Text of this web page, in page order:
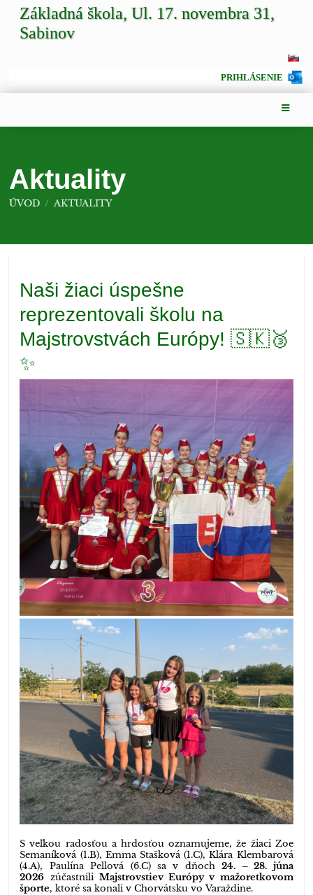
Základná škola, Ul. 17. novembra 31,
Sabinov
PRIHLÁSENIE
Aktuality
ÚVOD / AKTUALITY
Naši žiaci úspešne
reprezentovali školu na
Majstrovstvách Európy! 🇸🇰🥉
✨
S veľkou radosťou a hrdosťou oznamujeme, že žiaci Zoe
Semaníková (1.B), Emma Stašková (1.C), Klára Klembarová
(4.A), Paulína Pellová (6.C) sa v dňoch 24. – 28. júna
2026 zúčastnili Majstrovstiev Európy v mažoretkovom
športe, ktoré sa konali v Chorvátsku vo Varaždine.